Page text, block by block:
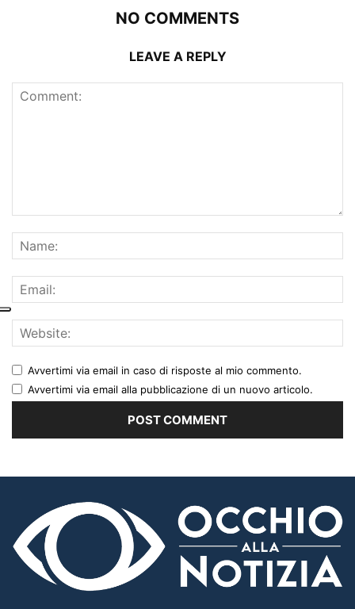
NO COMMENTS
LEAVE A REPLY
Avvertimi via email in caso di risposte al mio commento.
Avvertimi via email alla pubblicazione di un nuovo articolo.